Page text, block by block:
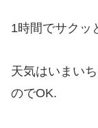
1時間でサクッ
天気はいまい
のでOK.